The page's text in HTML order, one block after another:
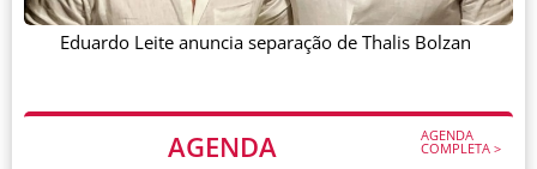
AGENDA AGENDA
COMPLETA >
Eduardo Leite anuncia separação de Thalis Bolzan